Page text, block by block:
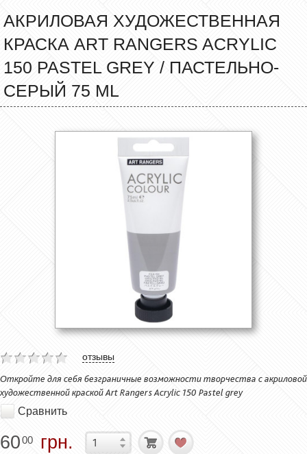
АКРИЛОВАЯ ХУДОЖЕСТВЕННАЯ
КРАСКА ART RANGERS ACRYLIC
150 PASTEL GREY / ПАСТЕЛЬНО-
СЕРЫЙ 75 ML
отзывы
Откройте для себя безграничные возможности творчества с акриловой
художественной краской Art Rangers Acrylic 150 Pastel grey
Сравнить
6000 грн.